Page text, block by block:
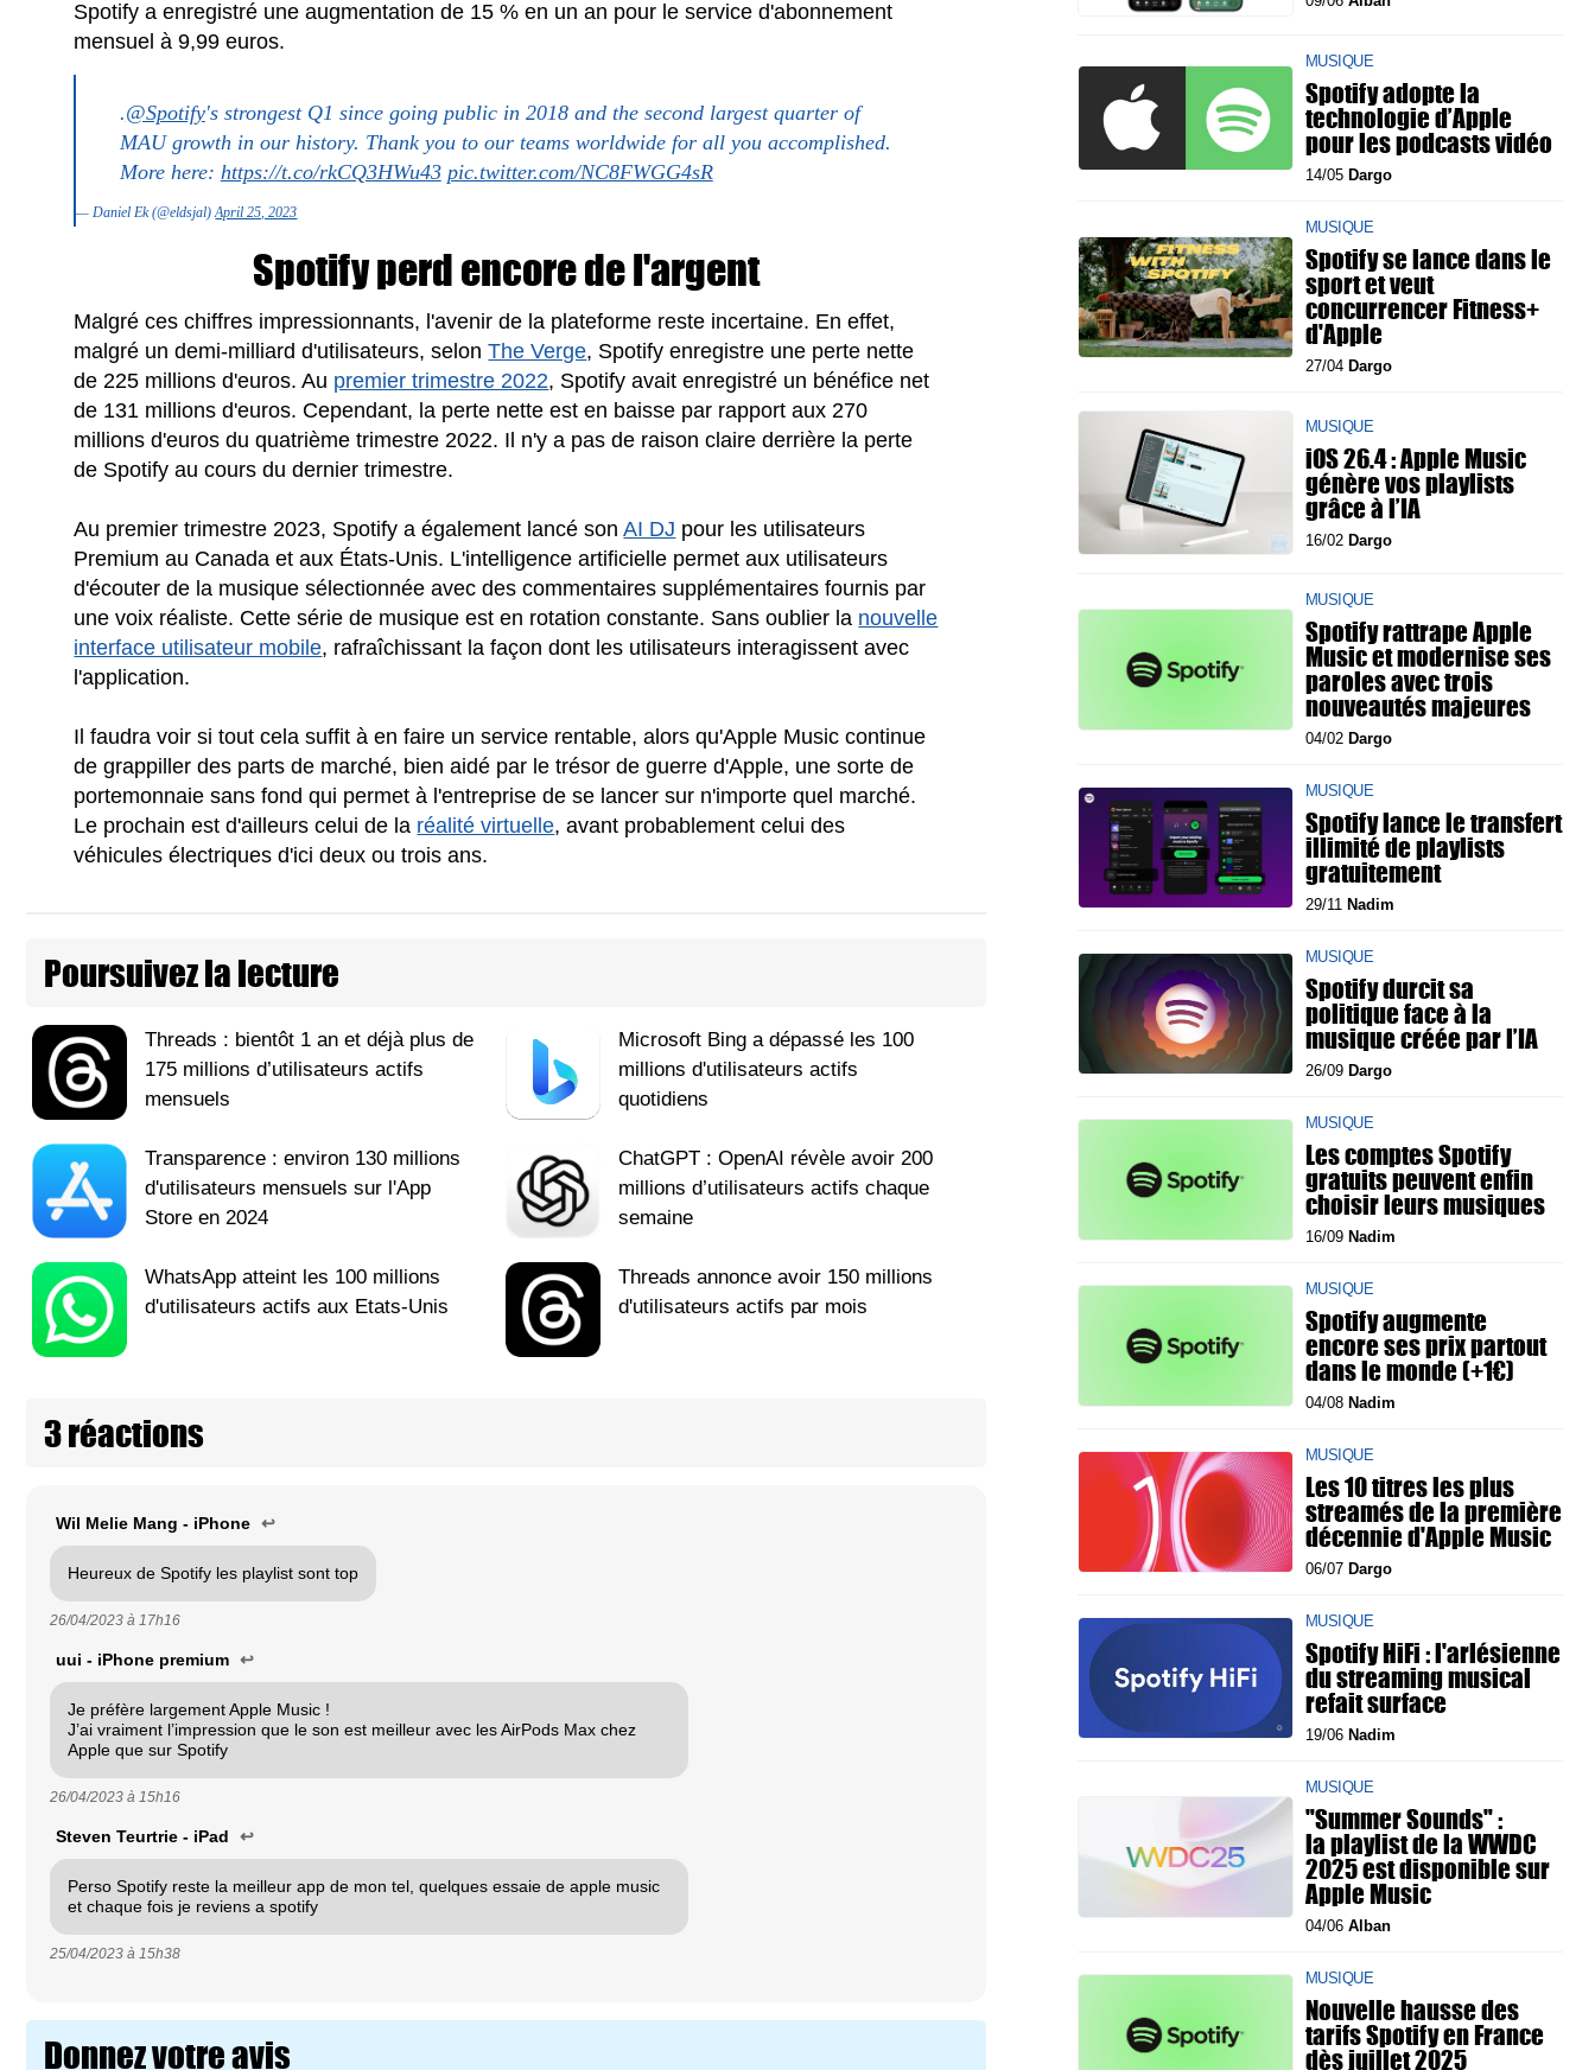
Spotify a enregistré une augmentation de 15 % en un an pour le service d'abonnement
mensuel à 9,99 euros.
.@Spotify's strongest Q1 since going public in 2018 and the second largest quarter of
MAU growth in our history. Thank you to our teams worldwide for all you accomplished.
More here: https://t.co/rkCQ3HWu43 pic.twitter.com/NC8FWGG4sR
— Daniel Ek (@eldsjal)April 25, 2023
Spotify perd encore de l'argent
Malgré ces chiffres impressionnants, l'avenir de la plateforme reste incertaine. En effet,
malgré un demi-milliard d'utilisateurs, selonThe Verge, Spotify enregistre une perte nette
de 225 millions d'euros. Au premier trimestre 2022, Spotify avait enregistré un bénéfice net
de 131 millions d'euros. Cependant, la perte nette est en baisse par rapport aux 270
millions d'euros du quatrième trimestre 2022. Il n'y a pas de raison claire derrière la perte
de Spotify au cours du dernier trimestre.
Au premier trimestre 2023, Spotify a également lancé sonAI DJ pour les utilisateurs
Premium au Canada et aux États-Unis. L'intelligence artificielle permet aux utilisateurs
d'écouter de la musique sélectionnée avec des commentaires supplémentaires fournis par
une voix réaliste. Cette série de musique est en rotation constante. Sans oublier la nouvelle
interface utilisateur mobile, rafraîchissant la façon dont les utilisateurs interagissent avec
l'application.
Il faudra voir si tout cela suffit à en faire un service rentable, alors qu'Apple Music continue
de grappiller des parts de marché, bien aidé par le trésor de guerre d'Apple, une sorte de
portemonnaie sans fond qui permet à l'entreprise de se lancer sur n'importe quel marché.
Le prochain est d'ailleurs celui de la réalité virtuelle, avant probablement celui des
véhicules électriques d'ici deux ou trois ans.
Poursuivez la lecture
Threads : bientôt 1 an et déjà plus de
175 millions d’utilisateurs actifs
mensuels
Microsoft Bing a dépassé les 100
millions d'utilisateurs actifs
quotidiens
Transparence : environ 130 millions
d'utilisateurs mensuels sur l'App
Store en 2024
ChatGPT : OpenAI révèle avoir 200
millions d’utilisateurs actifs chaque
semaine
WhatsApp atteint les 100 millions
d'utilisateurs actifs aux Etats-Unis
Threads annonce avoir 150 millions
d'utilisateurs actifs par mois
3 réactions
Wil Melie Mang - iPhone ↩
Heureux de Spotify les playlist sont top
26/04/2023 à 17h16
uui - iPhone premium ↩
Je préfère largement Apple Music !
J’ai vraiment l’impression que le son est meilleur avec les AirPods Max chez
Apple que sur Spotify
26/04/2023 à 15h16
Steven Teurtrie - iPad ↩
Perso Spotify reste la meilleur app de mon tel, quelques essaie de apple music
et chaque fois je reviens a spotify
25/04/2023 à 15h38
Donnez votre avis
MUSIQUE
Spotify adopte la
technologie d’Apple
pour les podcasts vidéo
14/05 Dargo
MUSIQUE
Spotify se lance dans le
sport et veut
concurrencer Fitness+
d'Apple
27/04 Dargo
MUSIQUE
iOS 26.4 : Apple Music
génère vos playlists
grâce à l’IA
16/02 Dargo
MUSIQUE
Spotify rattrape Apple
Music et modernise ses
paroles avec trois
nouveautés majeures
04/02 Dargo
MUSIQUE
Spotify lance le transfert
illimité de playlists
gratuitement
29/11 Nadim
MUSIQUE
Spotify durcit sa
politique face à la
musique créée par l’IA
26/09 Dargo
MUSIQUE
Les comptes Spotify
gratuits peuvent enfin
choisir leurs musiques
16/09 Nadim
MUSIQUE
Spotify augmente
encore ses prix partout
dans le monde (+1€)
04/08 Nadim
MUSIQUE
Les 10 titres les plus
streamés de la première
décennie d'Apple Music
06/07 Dargo
MUSIQUE
Spotify HiFi : l'arlésienne
du streaming musical
refait surface
19/06 Nadim
MUSIQUE
"Summer Sounds" :
la playlist de la WWDC
2025 est disponible sur
Apple Music
04/06 Alban
MUSIQUE
Nouvelle hausse des
tarifs Spotify en France
dès juillet 2025